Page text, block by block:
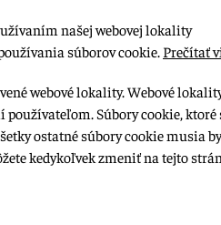
našej webovej lokality
súborov cookie. Prečítať
webové lokality. Webové
Súbory cookie, ktoré
ostatné súbory cookie musia
kedykoľvek zmeniť na tejto